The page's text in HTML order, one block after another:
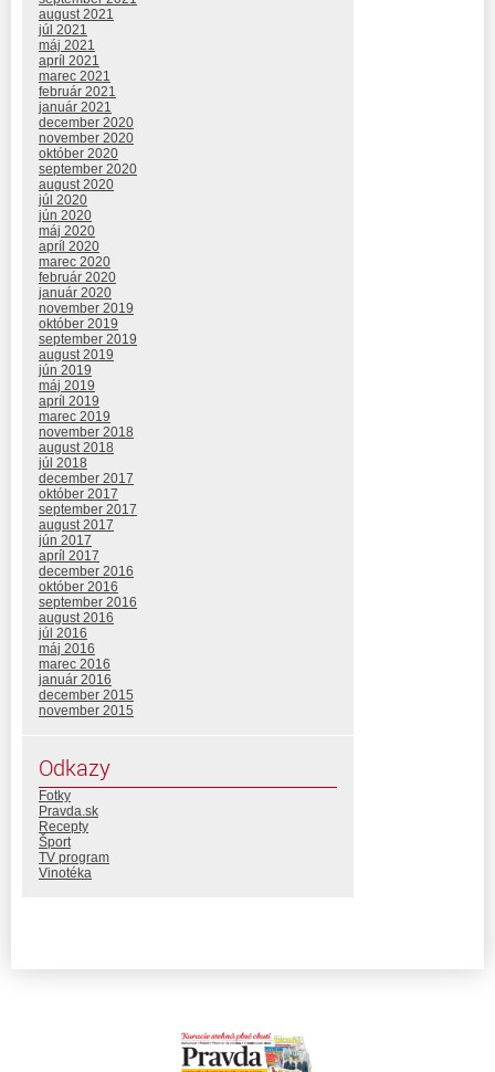
august 2021
júl 2021
máj 2021
apríl 2021
marec 2021
február 2021
január 2021
december 2020
november 2020
október 2020
september 2020
august 2020
júl 2020
jún 2020
máj 2020
apríl 2020
marec 2020
február 2020
január 2020
november 2019
október 2019
september 2019
august 2019
jún 2019
máj 2019
apríl 2019
marec 2019
november 2018
august 2018
júl 2018
december 2017
október 2017
september 2017
august 2017
jún 2017
apríl 2017
december 2016
október 2016
september 2016
august 2016
júl 2016
máj 2016
marec 2016
január 2016
december 2015
november 2015
Odkazy
Fotky
Pravda.sk
Recepty
Šport
TV program
Vinotéka